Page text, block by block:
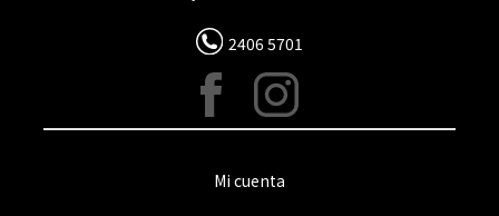
2406 5701
Mi cuenta